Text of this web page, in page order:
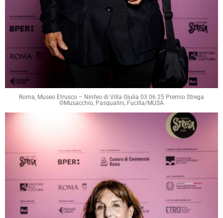
Roma, Museo Etrusco – Ninfeo di Villa Giulia 03 06 25 Premio Strega
©Musacchio, Pasqualini, Fucilla/MUSA